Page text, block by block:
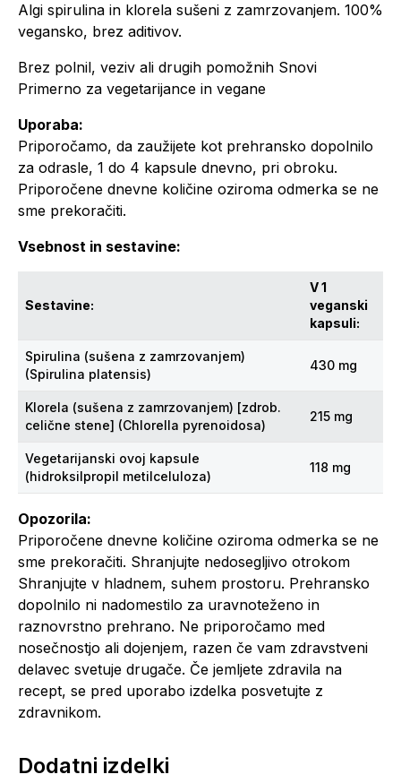
Algi spirulina in klorela sušeni z zamrzovanjem. 100%
vegansko, brez aditivov.
Brez polnil, veziv ali drugih pomožnih Snovi
Primerno za vegetarijance in vegane
Uporaba:
Priporočamo, da zaužijete kot prehransko dopolnilo
za odrasle, 1 do 4 kapsule dnevno, pri obroku.
Priporočene dnevne količine oziroma odmerka se ne
sme prekoračiti.
Vsebnost in sestavine:
Sestavine:
V 1
veganski
kapsuli:
Spirulina (sušena z zamrzovanjem)
(Spirulina platensis)
430 mg
Klorela (sušena z zamrzovanjem) [zdrob.
celične stene] (Chlorella pyrenoidosa)
215 mg
Vegetarijanski ovoj kapsule
(hidroksilpropil metilceluloza)
118 mg
Opozorila:
Priporočene dnevne količine oziroma odmerka se ne
sme prekoračiti. Shranjujte nedosegljivo otrokom
Shranjujte v hladnem, suhem prostoru. Prehransko
dopolnilo ni nadomestilo za uravnoteženo in
raznovrstno prehrano. Ne priporočamo med
nosečnostjo ali dojenjem, razen če vam zdravstveni
delavec svetuje drugače. Če jemljete zdravila na
recept, se pred uporabo izdelka posvetujte z
zdravnikom.
Dodatni izdelki